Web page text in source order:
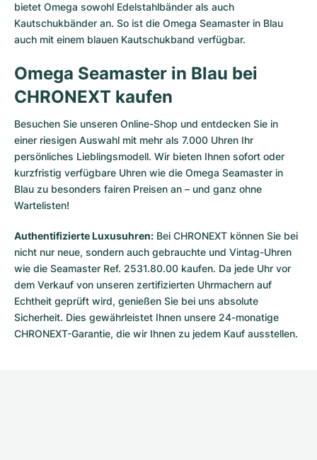
bietet Omega sowohl Edelstahlbänder als auch
Kautschukbänder an. So ist die Omega Seamaster in Blau
auch mit einem blauen Kautschukband verfügbar.
Omega Seamaster in Blau bei
CHRONEXT kaufen
Besuchen Sie unseren Online-Shop und entdecken Sie in
einer riesigen Auswahl mit mehr als 7.000 Uhren Ihr
persönliches Lieblingsmodell. Wir bieten Ihnen sofort oder
kurzfristig verfügbare Uhren wie die Omega Seamaster in
Blau zu besonders fairen Preisen an – und ganz ohne
Wartelisten!
Authentifizierte Luxusuhren: Bei CHRONEXT können Sie bei
nicht nur neue, sondern auch gebrauchte und Vintag-Uhren
wie die Seamaster Ref. 2531.80.00 kaufen. Da jede Uhr vor
dem Verkauf von unseren zertifizierten Uhrmachern auf
Echtheit geprüft wird, genießen Sie bei uns absolute
Sicherheit. Dies gewährleistet Ihnen unsere 24-monatige
CHRONEXT-Garantie, die wir Ihnen zu jedem Kauf ausstellen.